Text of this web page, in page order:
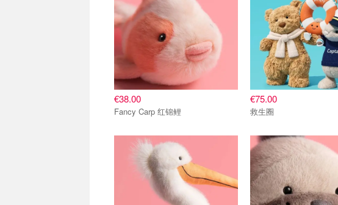
€38.00
Fancy Carp 红锦鲤
€75.00
救生圈